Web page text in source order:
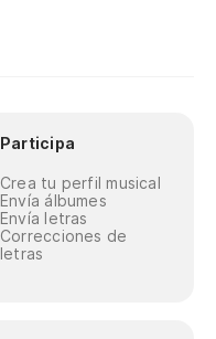
Participa
Crea tu perfil musical
Envía álbumes
Envía letras
Correcciones de
letras